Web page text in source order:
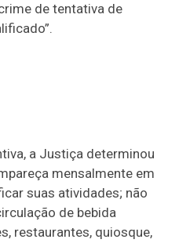
de tentativa de
a Justiça determinou
mensalmente em
suas atividades; não
de bebida
restaurantes, quiosque,